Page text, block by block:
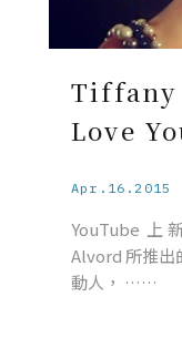
Tiffany
Love
Apr.16.2015
YouTube 上
Alvord 所推出
動人， ……